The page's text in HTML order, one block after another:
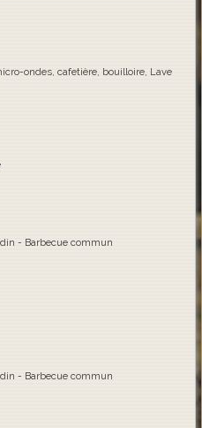
ondes, cafetière, bouilloire, Lave
- Barbecue commun
- Barbecue commun